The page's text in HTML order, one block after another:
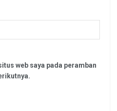
web saya pada peramban